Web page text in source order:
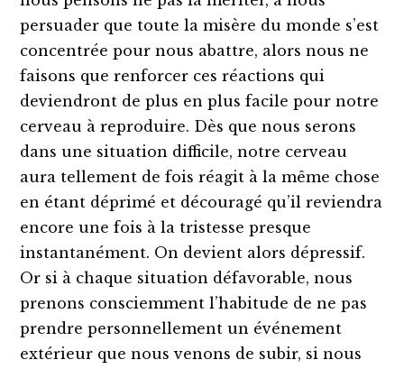
persuader que toute la misère du monde s’est
concentrée pour nous abattre, alors nous ne
faisons que renforcer ces réactions qui
deviendront de plus en plus facile pour notre
cerveau à reproduire. Dès que nous serons
dans une situation difficile, notre cerveau
aura tellement de fois réagit à la même chose
en étant déprimé et découragé qu’il reviendra
encore une fois à la tristesse presque
instantanément. On devient alors dépressif.
Or si à chaque situation défavorable, nous
prenons consciemment l’habitude de ne pas
prendre personnellement un événement
extérieur que nous venons de subir, si nous